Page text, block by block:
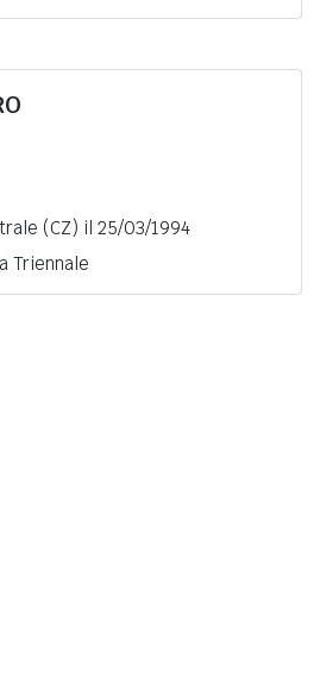
(CZ) il 25/03/1994
Triennale